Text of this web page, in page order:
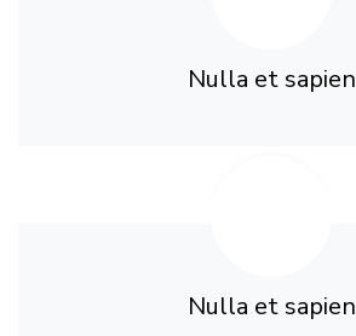
Nulla et sapien
Nulla et sapien